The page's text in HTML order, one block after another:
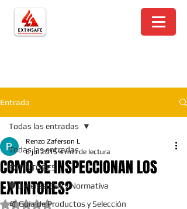
Entrada
Todas las entradas
EXTINTORES
🛡️ Defensa Civil y Normativa
🧯 Guía de Productos y Selección
Todas las entradas
COMO SE INSPECCIONAN LOS
EXTINTORES?
Renzo Zaferson L
6 jul 2015 4 min de lectura
Obtuvo NaN de 5 estrellas.